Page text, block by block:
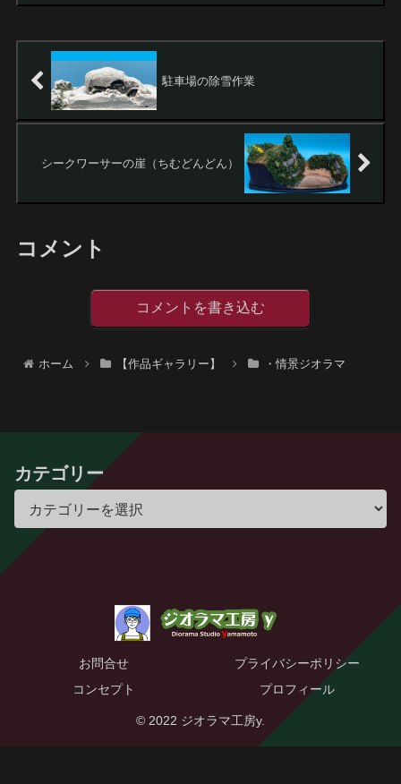
プレーで濃淡をつけています。・作品全
駐車場の除雪作業
シークワーサーの崖（ちむどんどん）
コメント
コメントを書き込む
ホーム 【作品ギャラリー】 ・情景ジオラマ
カテゴリー
お問合せ
プライバシーポリシー
コンセプト
プロフィール
© 2022 ジオラマ工房y.